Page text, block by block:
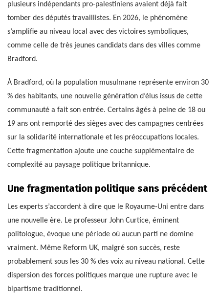
plusieurs indépendants pro-palestiniens avaient déjà fait
tomber des députés travaillistes. En 2026, le phénomène
s’amplifie au niveau local avec des victoires symboliques,
comme celle de très jeunes candidats dans des villes comme
Bradford.
À Bradford, où la population musulmane représente environ 30
% des habitants, une nouvelle génération d’élus issus de cette
communauté a fait son entrée. Certains âgés à peine de 18 ou
19 ans ont remporté des sièges avec des campagnes centrées
sur la solidarité internationale et les préoccupations locales.
Cette fragmentation ajoute une couche supplémentaire de
complexité au paysage politique britannique.
Une fragmentation politique sans précédent
Les experts s’accordent à dire que le Royaume-Uni entre dans
une nouvelle ère. Le professeur John Curtice, éminent
politologue, évoque une période où aucun parti ne domine
vraiment. Même Reform UK, malgré son succès, reste
probablement sous les 30 % des voix au niveau national. Cette
dispersion des forces politiques marque une rupture avec le
bipartisme traditionnel.